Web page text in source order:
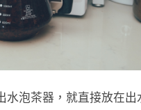
水泡茶器，就直接放在出